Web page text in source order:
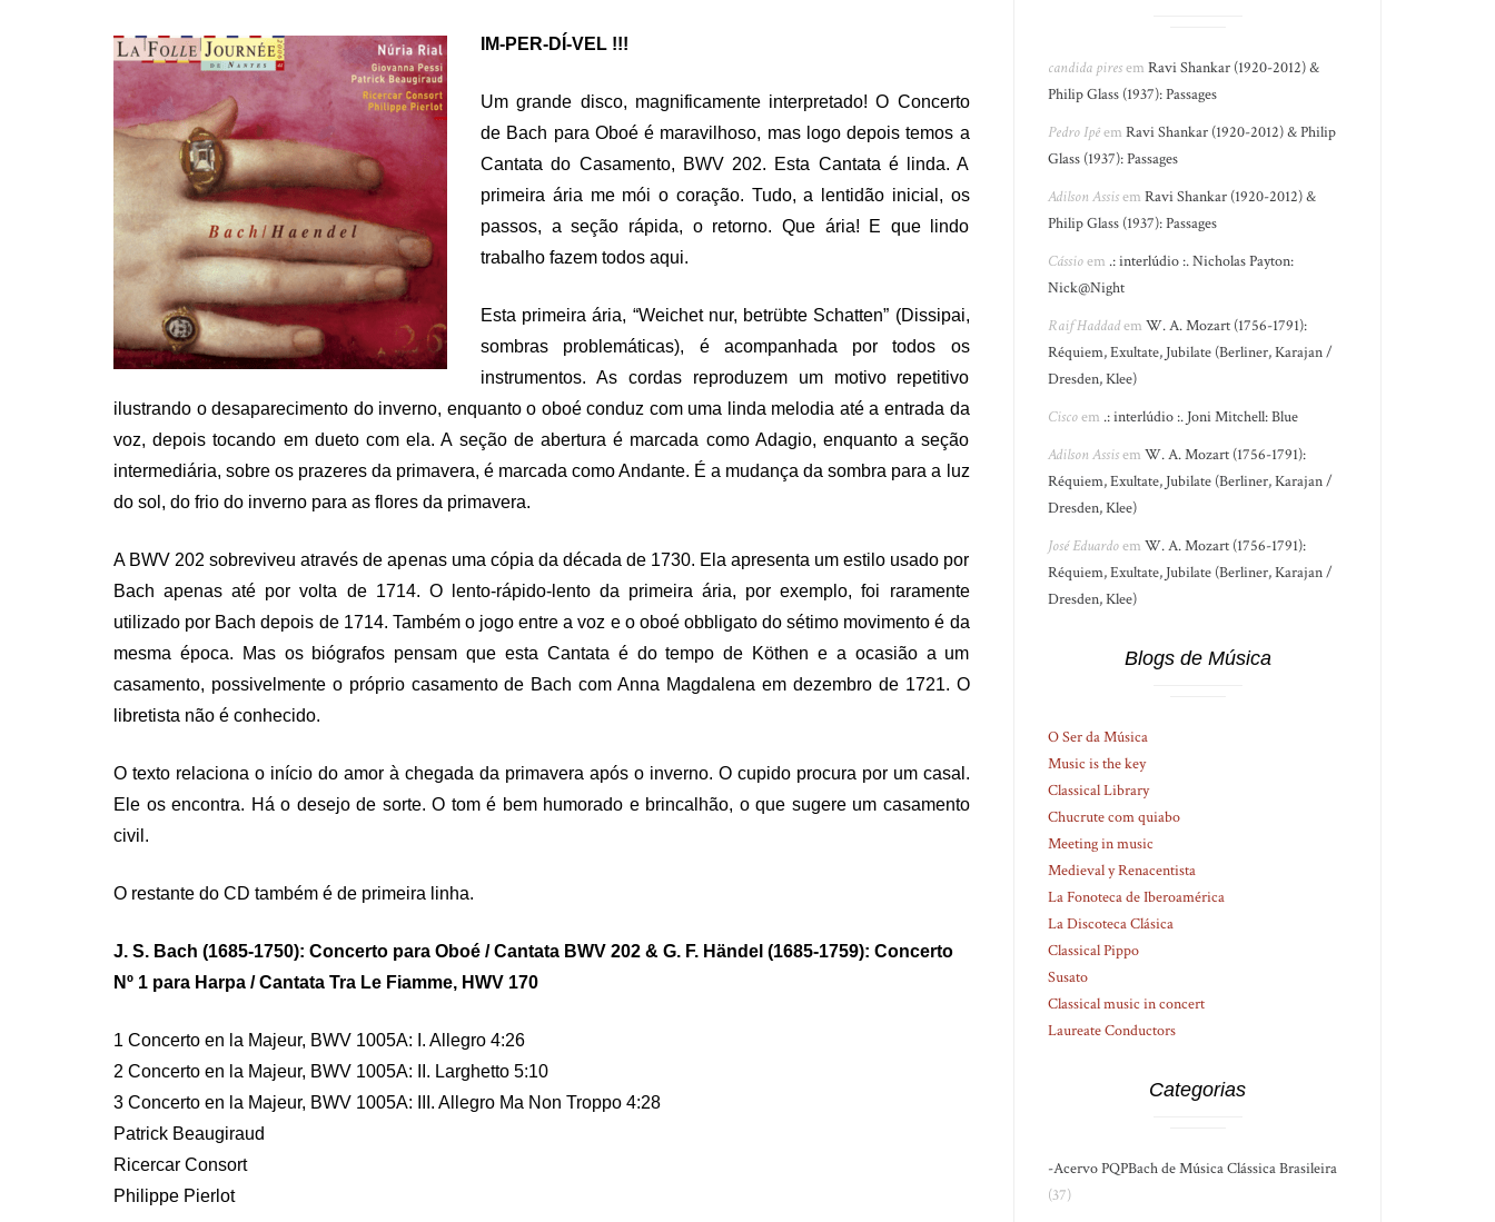
IM-PER-DÍ-VEL !!!
Um grande disco, magnificamente interpretado! O Concerto
de Bach para Oboé é maravilhoso, mas logo depois temos a
Cantata do Casamento, BWV 202. Esta Cantata é linda. A
primeira ária me mói o coração. Tudo, a lentidão inicial, os
passos, a seção rápida, o retorno. Que ária! E que lindo
trabalho fazem todos aqui.
Esta primeira ária, “Weichet nur, betrübte Schatten” (Dissipai,
sombras problemáticas), é acompanhada por todos os
instrumentos. As cordas reproduzem um motivo repetitivo
ilustrando o desaparecimento do inverno, enquanto o oboé conduz com uma linda melodia até a entrada da
voz, depois tocando em dueto com ela. A seção de abertura é marcada como Adagio, enquanto a seção
intermediária, sobre os prazeres da primavera, é marcada como Andante. É a mudança da sombra para a luz
do sol, do frio do inverno para as flores da primavera.
A BWV 202 sobreviveu através de apenas uma cópia da década de 1730. Ela apresenta um estilo usado por
Bach apenas até por volta de 1714. O lento-rápido-lento da primeira ária, por exemplo, foi raramente
utilizado por Bach depois de 1714. Também o jogo entre a voz e o oboé obbligato do sétimo movimento é da
mesma época. Mas os biógrafos pensam que esta Cantata é do tempo de Köthen e a ocasião a um
casamento, possivelmente o próprio casamento de Bach com Anna Magdalena em dezembro de 1721. O
libretista não é conhecido.
O texto relaciona o início do amor à chegada da primavera após o inverno. O cupido procura por um casal.
Ele os encontra. Há o desejo de sorte. O tom é bem humorado e brincalhão, o que sugere um casamento
civil.
O restante do CD também é de primeira linha.
J. S. Bach (1685-1750): Concerto para Oboé / Cantata BWV 202 & G. F. Händel (1685-1759): Concerto
Nº 1 para Harpa / Cantata Tra Le Fiamme, HWV 170
1 Concerto en la Majeur, BWV 1005A: I. Allegro 4:26
2 Concerto en la Majeur, BWV 1005A: II. Larghetto 5:10
3 Concerto en la Majeur, BWV 1005A: III. Allegro Ma Non Troppo 4:28
Patrick Beaugiraud
Ricercar Consort
Philippe Pierlot
candida piresemRavi Shankar (1920-2012) &
Philip Glass (1937): Passages
Pedro IpêemRavi Shankar (1920-2012) & Philip
Glass (1937): Passages
Adilson AssisemRavi Shankar (1920-2012) &
Philip Glass (1937): Passages
Cássioem .: interlúdio :. Nicholas Payton:
Nick@Night
Raif HaddademW. A. Mozart (1756-1791):
Réquiem, Exultate, Jubilate (Berliner, Karajan /
Dresden, Klee)
Ciscoem .: interlúdio :. Joni Mitchell: Blue
Adilson AssisemW. A. Mozart (1756-1791):
Réquiem, Exultate, Jubilate (Berliner, Karajan /
Dresden, Klee)
José EduardoemW. A. Mozart (1756-1791):
Réquiem, Exultate, Jubilate (Berliner, Karajan /
Dresden, Klee)
Blogs de Música
O Ser da Música
Music is the key
Classical Library
Chucrute com quiabo
Meeting in music
Medieval y Renacentista
La Fonoteca de Iberoamérica
La Discoteca Clásica
Classical Pippo
Susato
Classical music in concert
Laureate Conductors
Categorias
-Acervo PQPBach de Música Clássica Brasileira
(37)